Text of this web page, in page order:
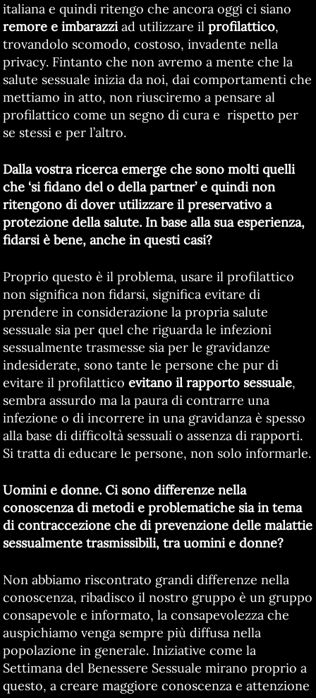
italiana e quindi ritengo che ancora oggi ci siano
remore e imbarazziad utilizzare il profilattico,
trovandolo scomodo, costoso, invadente nella
privacy. Fintanto che non avremo a mente che la
salute sessuale inizia da noi, dai comportamenti che
mettiamo in atto, non riusciremo a pensare al
profilattico come un segno di cura e rispetto per
se stessi e per l’altro.
Dalla vostra ricerca emerge che sono molti quelli
che ‘si fidano del o della partner’ e quindi non
ritengono di dover utilizzare il preservativo a
protezione della salute. In base alla sua esperienza,
fidarsi è bene, anche in questi casi?
Proprio questo è il problema, usare il profilattico
non significa non fidarsi, significa evitare di
prendere in considerazione la propria salute
sessuale sia per quel che riguarda le infezioni
sessualmente trasmesse sia per le gravidanze
indesiderate, sono tante le persone che pur di
evitare il profilattico evitano il rapporto sessuale,
sembra assurdo ma la paura di contrarre una
infezione o di incorrere in una gravidanza è spesso
alla base di difficoltà sessuali o assenza di rapporti.
Si tratta di educare le persone, non solo informarle.
Uomini e donne. Ci sono differenze nella
conoscenza di metodi e problematiche sia in tema
di contraccezione che di prevenzione delle malattie
sessualmente trasmissibili, tra uomini e donne?
Non abbiamo riscontrato grandi differenze nella
conoscenza, ribadisco il nostro gruppo è un gruppo
consapevole e informato, la consapevolezza che
auspichiamo venga sempre più diffusa nella
popolazione in generale. Iniziative come la
Settimana del Benessere Sessuale mirano proprio a
questo, a creare maggiore conoscenza e attenzione